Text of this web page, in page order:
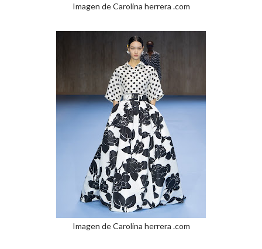
Imagen de Carolina herrera .com
Imagen de Carolina herrera .com